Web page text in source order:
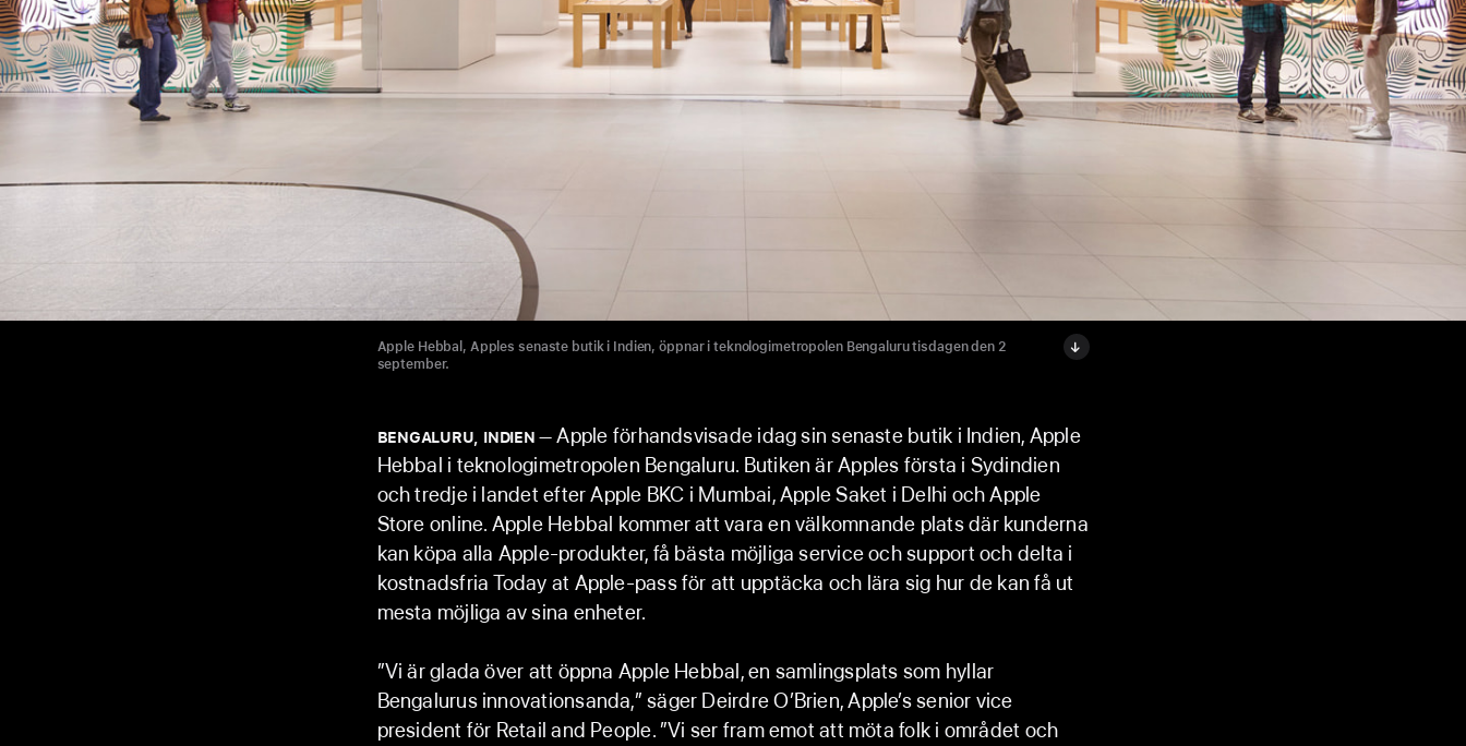
Apple Hebbal, Apples senaste butik i Indien, öppnar i teknologimetropolen Bengaluru tisdagen den 2
september.
BENGALURU, INDIEN
Apple förhandsvisade idag sin senaste butik i Indien, Apple
Hebbal i teknologimetropolen Bengaluru. Butiken är Apples första i Sydindien
och tredje i landet efter Apple BKC i Mumbai, Apple Saket i Delhi och Apple
Store online. Apple Hebbal kommer att vara en välkomnande plats där kunderna
kan köpa alla Apple-produkter, få bästa möjliga service och support och delta i
kostnadsfria Today at Apple-pass för att upptäcka och lära sig hur de kan få ut
mesta möjliga av sina enheter.
”Vi är glada över att öppna Apple Hebbal, en samlingsplats som hyllar
Bengalurus innovationsanda,” säger Deirdre O’Brien, Apple’s senior vice
president för Retail and People. ”Vi ser fram emot att möta folk i området och